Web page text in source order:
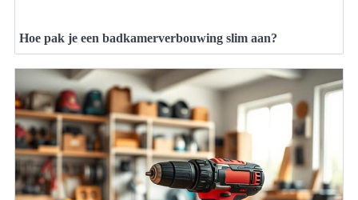
Hoe pak je een badkamerverbouwing slim aan?